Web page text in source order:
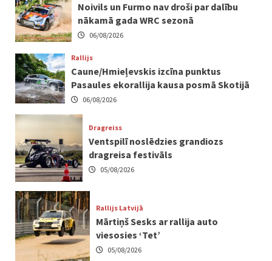
Noivils un Furmo nav droši par dalību
nākamā gada WRC sezonā
06/08/2026
Rallijs
Caune/Hmieļevskis izcīna punktus
Pasaules ekorallija kausa posmā Skotijā
06/08/2026
Dragreiss
Ventspilī noslēdzies grandiozs
dragreisa festivāls
05/08/2026
Rallijs Latvijā
Mārtiņš Sesks ar rallija auto
viesosies ‘Tet’
05/08/2026